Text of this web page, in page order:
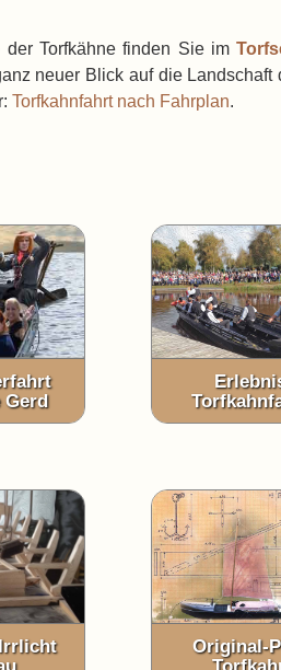
der Torfkähne finden Sie im
neuer Blick auf die
Torfkahnfahrt nach Fahrplan.
Gerd
Original-